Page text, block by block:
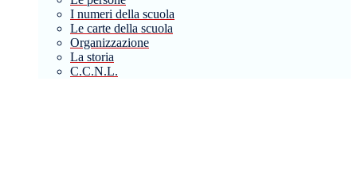
I numeri della scuola
Le carte della scuola
Organizzazione
La storia
C.C.N.L.